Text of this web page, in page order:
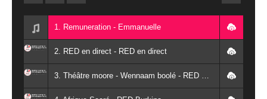
1. Remuneration - Emmanuelle
2. RED en direct - RED en direct
3. Théâtre moore - Wennaam boolé - RED Burkina